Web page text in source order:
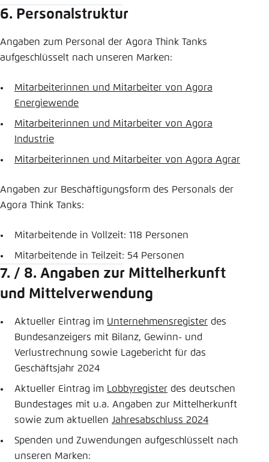
6. Personalstruktur
Angaben zum Personal der Agora Think Tanks
aufgeschlüsselt nach unseren Marken:
Mitarbeiterinnen und Mitarbeiter von Agora
Energiewende
Mitarbeiterinnen und Mitarbeiter von Agora
Industrie
Mitarbeiterinnen und Mitarbeiter von Agora Agrar
Angaben zur Beschäftigungsform des Personals der
Agora Think Tanks:
Mitarbeitende in Vollzeit: 118 Personen
Mitarbeitende in Teilzeit: 54 Personen
7. / 8. Angaben zur Mittelherkunft
und Mittelverwendung
Aktueller Eintrag im Unternehmensregister des
Bundesanzeigers mit Bilanz, Gewinn- und
Verlustrechnung sowie Lagebericht für das
Geschäftsjahr 2024
Aktueller Eintrag im Lobbyregister des deutschen
Bundestages mit u.a. Angaben zur Mittelherkunft
sowie zum aktuellen Jahresabschluss 2024
Spenden und Zuwendungen aufgeschlüsselt nach
unseren Marken: